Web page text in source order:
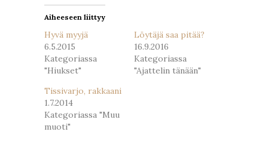
Aiheeseen liittyy
Hyvä myyjä
6.5.2015
Kategoriassa
"Hiukset"
Löytäjä saa pitää?
16.9.2016
Kategoriassa
"Ajattelin tänään"
Tissivarjo, rakkaani
1.7.2014
Kategoriassa "Muu
muoti"